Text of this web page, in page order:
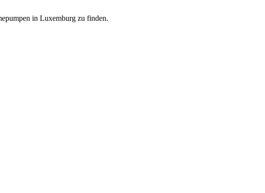
in Luxemburg zu finden.